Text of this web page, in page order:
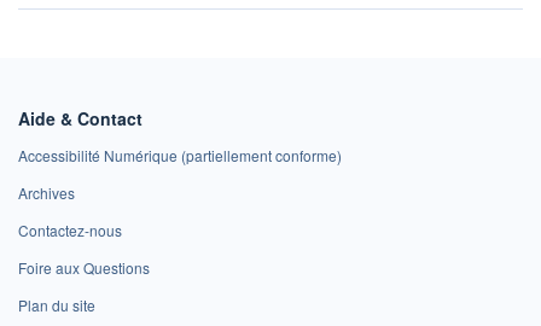
Aide & Contact
Accessibilité Numérique (partiellement conforme)
Archives
Contactez-nous
Foire aux Questions
Plan du site